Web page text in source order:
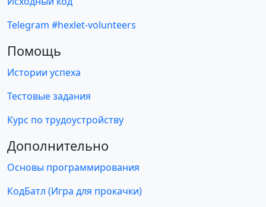
Telegram #hexlet-volunteers
Помощь
Истории успеха
Тестовые задания
Курс по трудоустройству
Дополнительно
Основы программирования
КодБатл (Игра для прокачки)